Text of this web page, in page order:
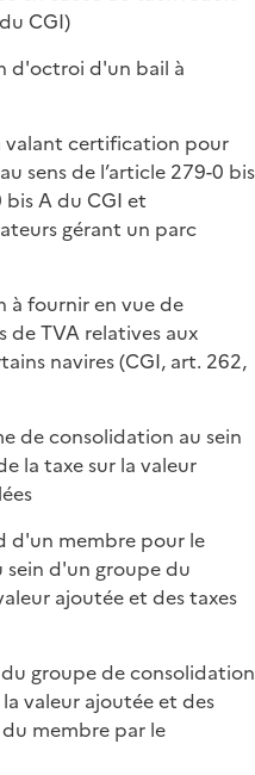
CGI)
d'octroi d'un bail à
valant certification pour
sens de l’article 279-0 bis
bis A du CGI et
gérant un parc
à fournir en vue de
de TVA relatives aux
navires (CGI, art. 262,
de consolidation au sein
la taxe sur la valeur
d'un membre pour le
d'un groupe du
ajoutée et des taxes
groupe de consolidation
valeur ajoutée et des
du membre par le